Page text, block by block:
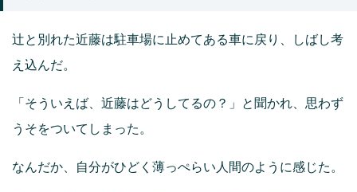
辻と別れた近藤は駐車場に止めてある車に戻り、しばし考
え込んだ。
「そういえば、近藤はどうしてるの？」と聞かれ、思わず
うそをついてしまった。
なんだか、自分がひどく薄っぺらい人間のように感じた。